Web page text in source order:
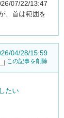
07/22/13:47
、首は範囲を
04/28/15:59
この記事を削除
たい